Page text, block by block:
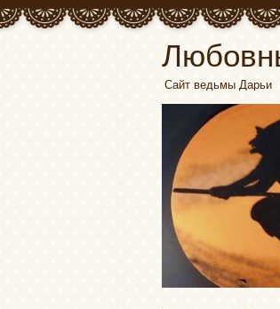
Сайт ведьмы Дарьи